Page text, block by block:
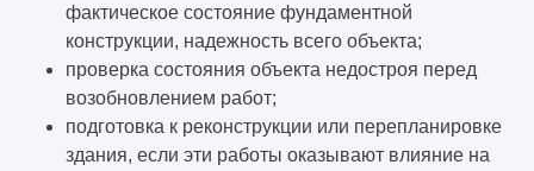
фактическое состояние фундаментной
конструкции, надежность всего объекта;
проверка состояния объекта недостроя перед
возобновлением работ;
подготовка к реконструкции или перепланировке
здания, если эти работы оказывают влияние на